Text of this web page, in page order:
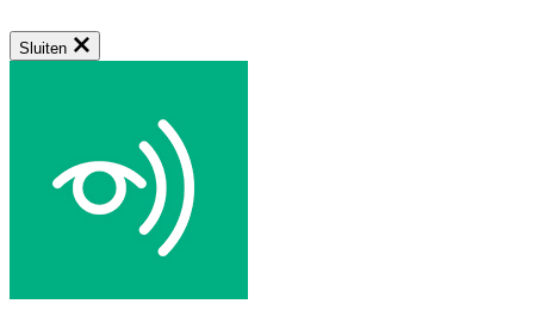
Sluiten